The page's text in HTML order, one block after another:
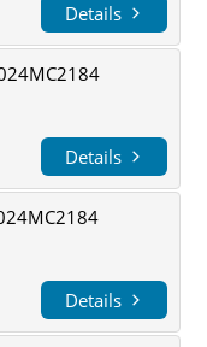
Details
Details
Details